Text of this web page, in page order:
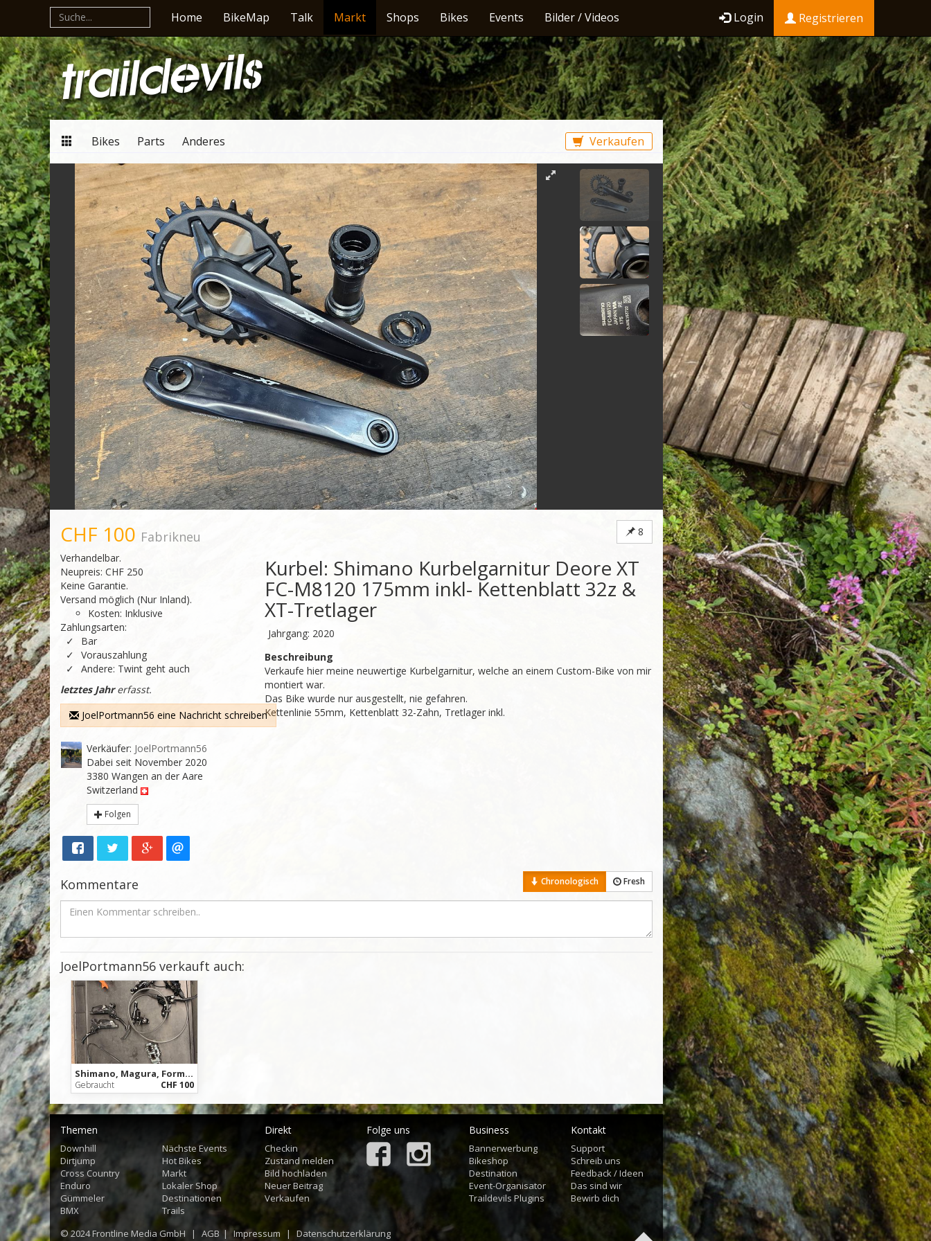
Home BikeMap Talk Markt Shops Bikes Events Bilder / Videos Login Registrieren
Bikes Parts Anderes Verkaufen
8
Kurbel: Shimano Kurbelgarnitur Deore XT
FC-M8120 175mm inkl- Kettenblatt 32z &
XT-Tretlager
Jahrgang: 2020
Beschreibung
Verkaufe hier meine neuwertige Kurbelgarnitur, welche an einem Custom-Bike von mir
montiert war.
Das Bike wurde nur ausgestellt, nie gefahren.
Kettenlinie 55mm, Kettenblatt 32-Zahn, Tretlager inkl.
CHF 100 Fabrikneu
Verhandelbar.
Neupreis: CHF 250
Keine Garantie.
Versand möglich (Nur Inland).
Kosten: Inklusive
Zahlungsarten:
Bar
Vorauszahlung
Andere: Twint geht auch
letztes Jahrerfasst.
JoelPortmann56 eine Nachricht schreiben
Verkäufer: JoelPortmann56
Dabei seit November 2020
3380 Wangen an der Aare
Switzerland
Folgen
Kommentare Chronologisch Fresh
JoelPortmann56 verkauft auch:
Shimano, Magura, Formula, Sram Wunderkiste Brems-Teile
Gebraucht CHF 100
Themen
Downhill
Dirtjump
Cross Country
Enduro
Gümmeler
BMX
Nächste Events
Hot Bikes
Markt
Lokaler Shop
Destinationen
Trails
Direkt
Checkin
Zustand melden
Bild hochladen
Neuer Beitrag
Verkaufen
Folge uns Business
Bannerwerbung
Bikeshop
Destination
Event-Organisator
Traildevils Plugins
Kontakt
Support
Schreib uns
Feedback / Ideen
Das sind wir
Bewirb dich
© 2024Frontline Media GmbH | AGB | Impressum | Datenschutzerklärung